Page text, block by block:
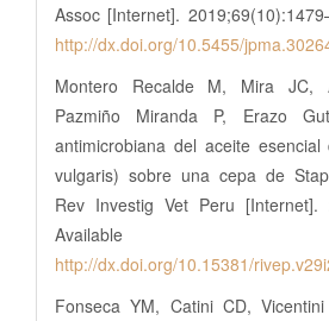
Assoc [Internet].
http://dx.doi.org/10.5455/
Montero Recalde M, Mira JC,
Pazmiño Miranda P, Erazo
antimicrobiana del aceite
vulgaris) sobre una cepa de
Rev Investig Vet Peru [Internet].
Available
http://dx.doi.org/10.15381/
Fonseca YM, Catini CD,